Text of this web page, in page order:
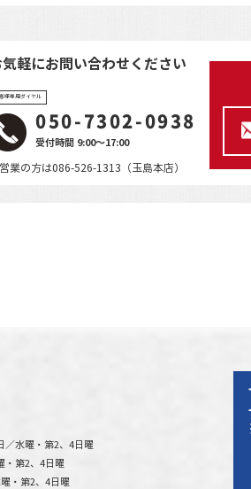
軽にお問い合わせください
様専用ダイヤル
050-7302-0938
受付時間 9:00～17:00
業の方は086-526-1313（玉島本店）
／水曜・第2、4日曜
・第2、4日曜
・第2、4日曜